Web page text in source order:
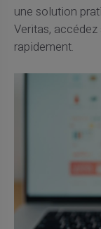
une solution
Veritas,
rapidement.